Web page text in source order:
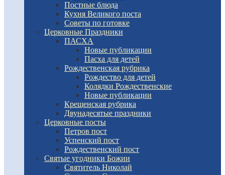
Постные блюда
Кухня Великого поста
Советы по готовке
Церковные Праздники
ПАСХА
Новые публикации
Пасха для детей
Рождественская рубрика
Рождество для детей
Колядки Рождественские
Новые публикации
Крещенская рубрика
Двунадесятые праздники
Церковные посты
Петров пост
Успенский пост
Рождественский пост
Святые угодники Божии
Святитель Николай